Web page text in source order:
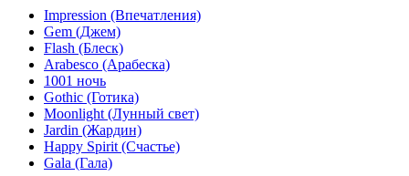
Impression (Впечатления)
Gem (Джем)
Flash (Блеск)
Arabesco (Арабеска)
1001 ночь
Gothic (Готика)
Moonlight (Лунный свет)
Jardin (Жардин)
Happy Spirit (Счастье)
Gala (Гала)